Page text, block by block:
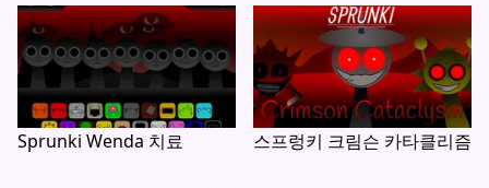
Sprunki Wenda 치료 스프렁키 크림슨 카타클리즘